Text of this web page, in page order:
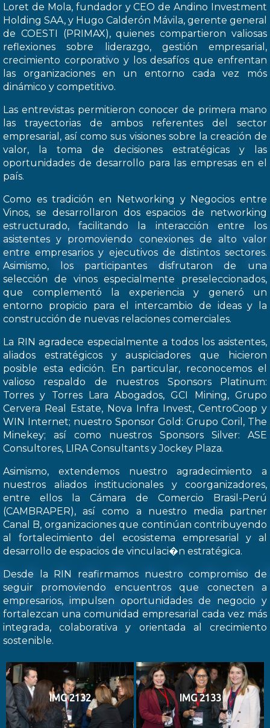
Loret de Mola, fundador y CEO de Andino Investment
Holding SAA, y Hugo Calderón Mávila, gerente general
de COESTI (PRIMAX), quienes compartieron valiosas
reflexiones sobre liderazgo, gestión empresarial,
crecimiento corporativo y los desafíos que enfrentan
las organizaciones en un entorno cada vez mós
dinámico y competitivo.
Las entrevistas permitieron conocer de primera mano
las trayectorias de ambos referentes del sector
empresarial, así como sus visiones sobre la creación de
valor, la toma de decisiones estratégicas y las
oportunidades de desarrollo para las empresas en el
país.
Como es tradición en Networking y Negocios entre
Vinos, se desarrollaron dos espacios de networking
estructurado, facilitando la interacción entre los
asistentes y promoviendo conexiones de alto valor
entre empresarios y ejecutivos de distintos sectores.
Asimismo, los participantes disfrutaron de una
selección de vinos especialmente preseleccionados,
que complementó la experiencia y generó un
entorno propicio para el intercambio de ideas y la
construcción de nuevas relaciones comerciales.
La RIN agradece especialmente a todos los asistentes,
aliados estratégicos y auspiciadores que hicieron
posible esta edición. En particular, reconocemos el
valioso respaldo de nuestros Sponsors Platinum:
Torres y Torres Lara Abogados, GCI Mining, Grupo
Cervera Real Estate, Nova Infra Invest, CentroCoop y
WIN Internet; nuestro Sponsor Gold: Grupo Coril, The
Minekey; así como nuestros Sponsors Silver: ASE
Consultores, LIRA Consultants y Jockey Plaza.
Asimismo, extendemos nuestro agradecimiento a
nuestros aliados institucionales y coorganizadores,
entre ellos la Cámara de Comercio Brasil-Perú
(CAMBRAPER), así como a nuestro media partner
Canal B, organizaciones que continúan contribuyendo
al fortalecimiento del ecosistema empresarial y al
desarrollo de espacios de vinculaci�n estratégica.
Desde la RIN reafirmamos nuestro compromiso de
seguir promoviendo encuentros que conecten a
empresarios, impulsen oportunidades de negocio y
fortalezcan una comunidad empresarial cada vez más
integrada, colaborativa y orientada al crecimiento
sostenible.
IMG 2132 IMG 2133